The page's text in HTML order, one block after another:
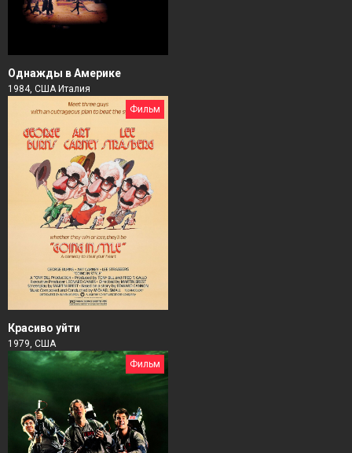
Однажды в Америке
1984, США Италия
Фильм
Красиво уйти
1979, США
Фильм